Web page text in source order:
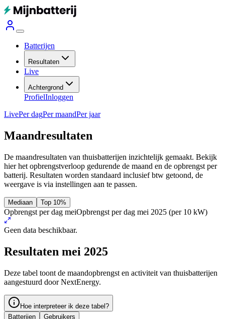
Batterijen
Resultaten
Live
Achtergrond
ProfielInloggen
LivePer dagPer maandPer jaar
Maandresultaten
De maandresultaten van thuisbatterijen inzichtelijk gemaakt. Bekijk
hier het opbrengstverloop gedurende de maand en de opbrengst per
batterij. Resultaten worden standaard inclusief btw getoond, de
weergave is via instellingen aan te passen.
Mediaan Top 10%
Opbrengst per dag meiOpbrengst per dag mei 2025 (per 10 kW)
Geen data beschikbaar.
Resultaten mei 2025
Deze tabel toont de maandopbrengst en activiteit van thuisbatterijen
aangestuurd door NextEnergy.
Hoe interpreteer ik deze tabel?
Batterijen
Gebruikers